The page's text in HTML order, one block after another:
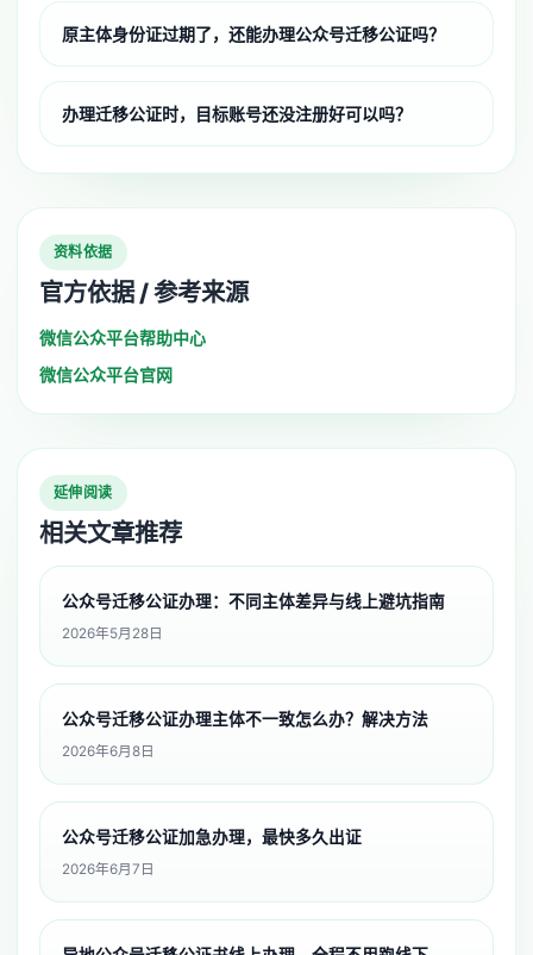
原主体身份证过期了，还能办理公众号迁移公证吗？
办理迁移公证时，目标账号还没注册好可以吗？
资料依据
官方依据 / 参考来源
微信公众平台帮助中心
微信公众平台官网
延伸阅读
相关文章推荐
公众号迁移公证办理：不同主体差异与线上避坑指南
2026年5月28日
公众号迁移公证办理主体不一致怎么办？解决方法
2026年6月8日
公众号迁移公证加急办理，最快多久出证
2026年6月7日